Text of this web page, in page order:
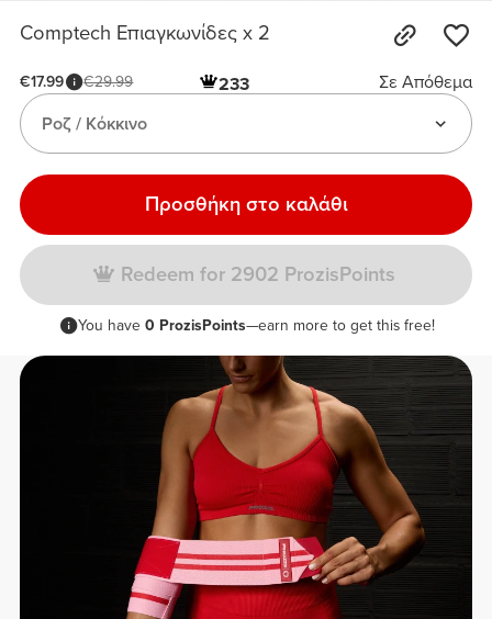
Comptech Επιαγκωνίδες x 2
€17.99 €29.99 233
Σε Απόθεμα
Ροζ / Κόκκινο
Προσθήκη στο καλάθι
Redeem for 2902 ProzisPoints
You have 0 ProzisPoints—earn more to get this free!